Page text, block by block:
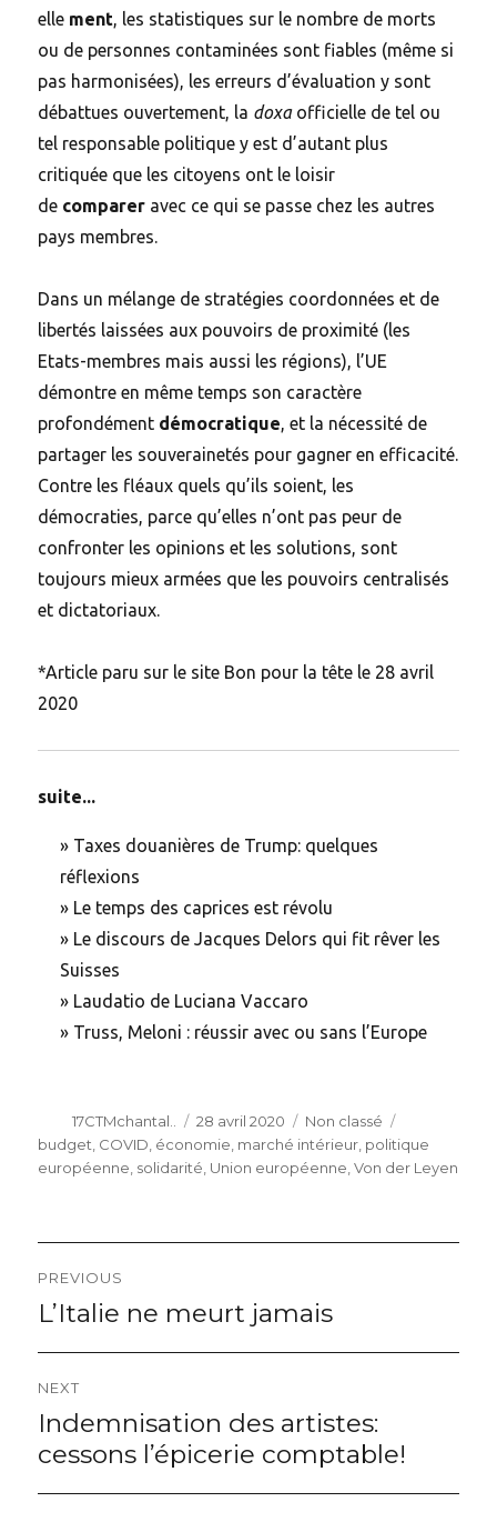
elle ment, les statistiques sur le nombre de morts
ou de personnes contaminées sont fiables (même si
pas harmonisées), les erreurs d’évaluation y sont
débattues ouvertement, la doxaofficielle de tel ou
tel responsable politique y est d’autant plus
critiquée que les citoyens ont le loisir
de comparer avec ce qui se passe chez les autres
pays membres.
Dans un mélange de stratégies coordonnées et de
libertés laissées aux pouvoirs de proximité (les
Etats-membres mais aussi les régions), l’UE
démontre en même temps son caractère
profondément démocratique, et la nécessité de
partager les souverainetés pour gagner en efficacité.
Contre les fléaux quels qu’ils soient, les
démocraties, parce qu’elles n’ont pas peur de
confronter les opinions et les solutions, sont
toujours mieux armées que les pouvoirs centralisés
et dictatoriaux.
*Article paru sur le site Bon pour la tête le 28 avril
2020
suite...
» Taxes douanières de Trump: quelques
réflexions
» Le temps des caprices est révolu
» Le discours de Jacques Delors qui fit rêver les
Suisses
» Laudatio de Luciana Vaccaro
» Truss, Meloni : réussir avec ou sans l’Europe
Author
17CTMchantal..
Posted
on
28 avril 2020 Categories
Non classé
budget COVID économie marché intérieur politique
européenne solidarité Union européenne ,Von der Leyen
Navigation
de
l’article
PREVIOUS
Previous
L’Italie ne meurt jamais
NEXT
Next
Indemnisation des artistes:
cessons l’épicerie comptable!